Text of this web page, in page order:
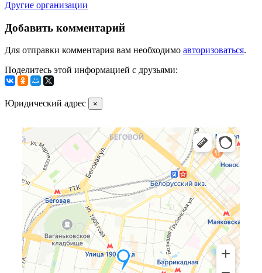
Другие организации
Добавить комментарий
Для отправки комментария вам необходимо авторизоваться.
Поделитесь этой информацией с друзьями:
Юридический адрес ×